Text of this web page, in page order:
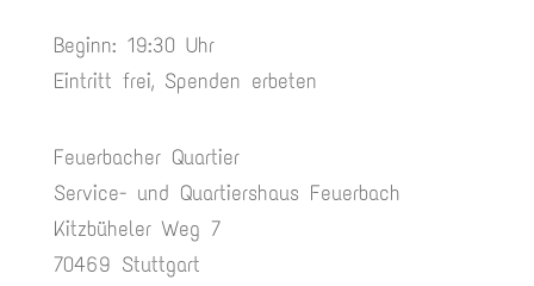
Beginn: 19:30 Uhr
Eintritt frei, Spenden erbeten
Feuerbacher Quartier
Service- und Quartiershaus Feuerbach
Kitzbüheler Weg 7
70469 Stuttgart